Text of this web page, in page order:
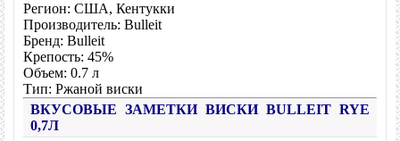
Цена:
Количество:
Регион: США, Кентукки
Производитель: Bulleit
Бренд: Bulleit
Крепость: 45%
Объем: 0.7 л
Тип: Ржаной виски
ВКУСОВЫЕ ЗАМЕТКИ ВИСКИ BULLEIT RYE
0,7Л